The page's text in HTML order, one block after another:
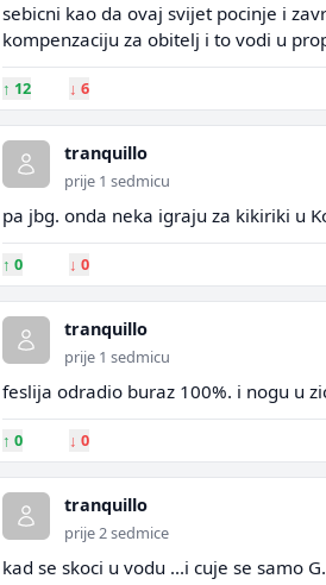
sebicni kao da ovaj svijet pocinje i
kompenzaciju za obitelj i to vodi u
↑ 12 ↓ 6
tranquillo
prije 1 sedmicu
pa jbg. onda neka igraju za kikiriki u
↑ 0 ↓ 0
tranquillo
prije 1 sedmicu
feslija odradio buraz 100%. i nogu u
↑ 0 ↓ 0
tranquillo
prije 2 sedmice
kad se skoci u vodu ...i cuje se samo